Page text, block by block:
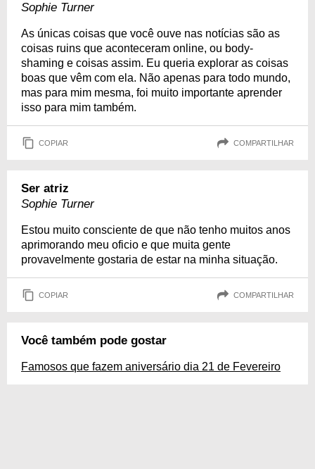
Sophie Turner
As únicas coisas que você ouve nas notícias são as
coisas ruins que aconteceram online, ou body-
shaming e coisas assim. Eu queria explorar as coisas
boas que vêm com ela. Não apenas para todo mundo,
mas para mim mesma, foi muito importante aprender
isso para mim também.
COPIAR COMPARTILHAR
Ser atriz
Sophie Turner
Estou muito consciente de que não tenho muitos anos
aprimorando meu oficio e que muita gente
provavelmente gostaria de estar na minha situação.
COPIAR COMPARTILHAR
Você também pode gostar
Famosos que fazem aniversário dia 21 de Fevereiro